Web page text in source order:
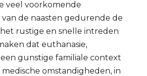
veel voorkomende
de naasten gedurende de
rustige en snelle intreden
dat euthanasie,
gunstige familiale context
omstandigheden, in